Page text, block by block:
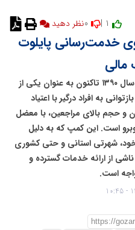
نظر دهید
خدمت‌رسانی پایلوت
مالی
کمپ ترک اعتیاد شهرستان بافق، که از سال ۱۳۹۰ تاکنون به عنوان یکی از
به افراد درگیر با اعتیاد
و حجم بالای مراجعین، با معضل
است. این کمپ که به دلیل
شهرتی استانی و حتی کشوری
از ارائه خدمات گسترده و
است.